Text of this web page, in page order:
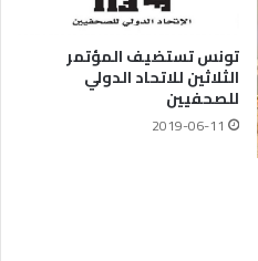
تونس تستضيف المؤتمر
الثلاثين للاتحاد الدولي
للصحفيين
2019-06-11